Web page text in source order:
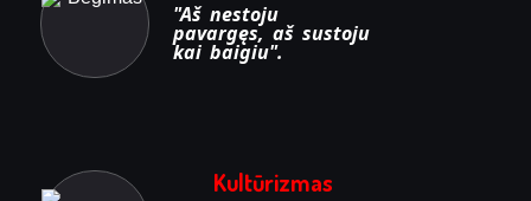
"Aš nestoju
pavargęs, aš sustoju
kai baigiu".
Kultūrizmas